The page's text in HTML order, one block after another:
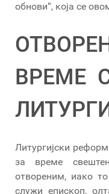
обнови“, која се
ВРЕМЕ
Литургијски
за време
отвореним, иако
служи епископ,